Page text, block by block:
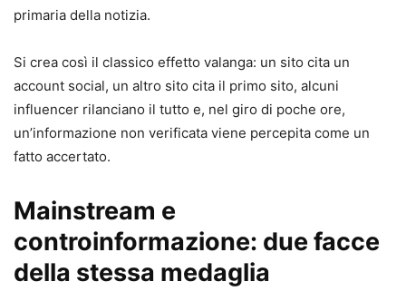
primaria della notizia.
Si crea così il classico effetto valanga: un sito cita un
account social, un altro sito cita il primo sito, alcuni
influencer rilanciano il tutto e, nel giro di poche ore,
un’informazione non verificata viene percepita come un
fatto accertato.
Mainstream e
controinformazione: due facce
della stessa medaglia